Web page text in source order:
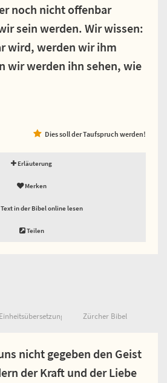
noch nicht offenbar
sein werden. Wir wissen:
wird, werden wir ihm
wir werden ihn sehen, wie
Dies soll der Taufspruch werden!
Erläuterung
Merken
Text in der Bibel online lesen
Teilen
Einheitsübersetzung Zürcher Bibel
nicht gegeben den Geist
der Kraft und der Liebe